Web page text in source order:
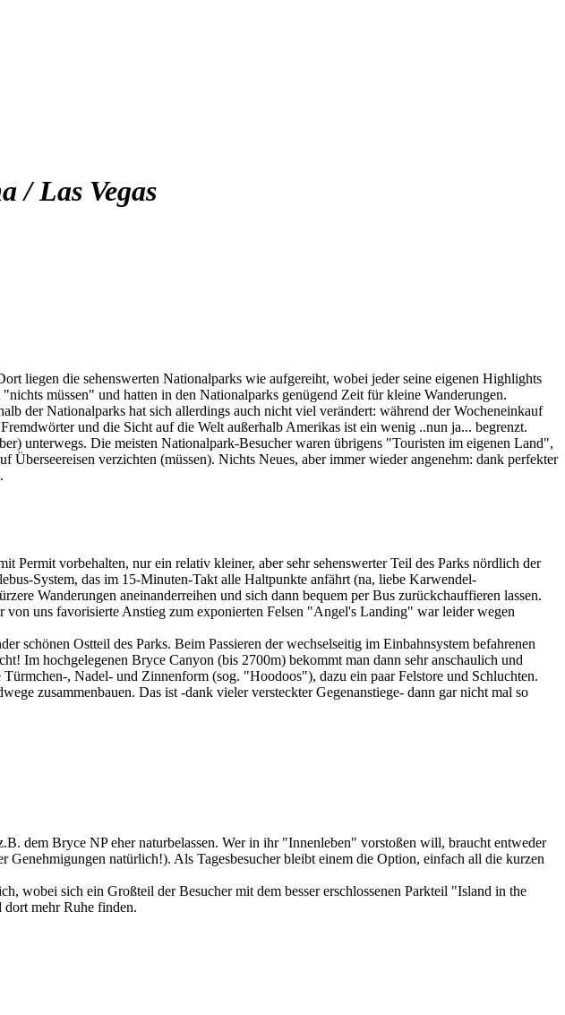
/ Las Vegas
liegen die sehenswerten Nationalparks wie aufgereiht, wobei jeder seine eigenen Highlights
müssen" und hatten in den Nationalparks genügend Zeit für kleine Wanderungen.
der Nationalparks hat sich allerdings auch nicht viel verändert: während der Wocheneinkauf
und die Sicht auf die Welt außerhalb Amerikas ist ein wenig ..nun ja... begrenzt.
unterwegs. Die meisten Nationalpark-Besucher waren übrigens "Touristen im eigenen Land",
verzichten (müssen). Nichts Neues, aber immer wieder angenehm: dank perfekter
Permit vorbehalten, nur ein relativ kleiner, aber sehr sehenswerter Teil des Parks nördlich der
System, das im 15-Minuten-Takt alle Haltpunkte anfährt (na, liebe Karwendel-
Wanderungen aneinanderreihen und sich dann bequem per Bus zurückchauffieren lassen.
uns favorisierte Anstieg zum exponierten Felsen "Angel's Landing" war leider wegen
Ostteil des Parks. Beim Passieren der wechselseitig im Einbahnsystem befahrenen
Im hochgelegenen Bryce Canyon (bis 2700m) bekommt man dann sehr anschaulich und
, Nadel- und Zinnenform (sog. "Hoodoos"), dazu ein paar Felstore und Schluchten.
zusammenbauen. Das ist -dank vieler versteckter Gegenanstiege- dann gar nicht mal so
dem Bryce NP eher naturbelassen. Wer in ihr "Innenleben" vorstoßen will, braucht entweder
natürlich!). Als Tagesbesucher bleibt einem die Option, einfach all die kurzen
wobei sich ein Großteil der Besucher mit dem besser erschlossenen Parkteil "Island in the
mehr Ruhe finden.